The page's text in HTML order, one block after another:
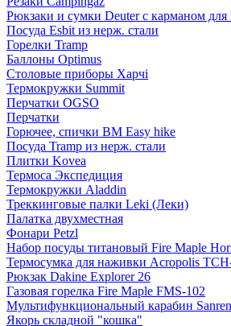
Рюкзаки и сумки Deuter с карманом для
Посуда Esbit из нерж. стали
Горелки Tramp
Баллоны Optimus
Столовые приборы Харчі
Термокружки Summit
Перчатки OGSO
Перчатки
Горючее, спички BM Easy hike
Посуда Tramp из нерж. стали
Плитки Kovea
Термоса Экспедиция
Термокружки Aladdin
Треккинговые палки Leki (Леки)
Палатка двухместная
Фонари Petzl
Набор посуды титановый Fire Maple
Термосумка для наживки Acropolis
Рюкзак Dakine Explorer 26
Газовая горелка Fire Maple FMS-102
Мультифункциональный карабин
Якорь складной "кошка"